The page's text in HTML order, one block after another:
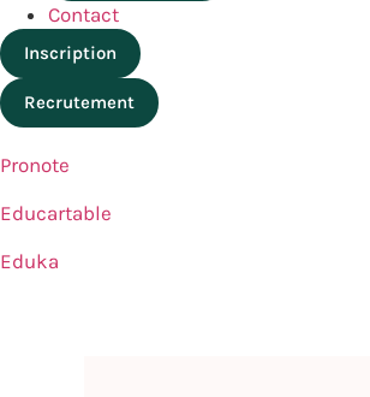
Contact
Inscription
Recrutement
Pronote
Educartable
Eduka